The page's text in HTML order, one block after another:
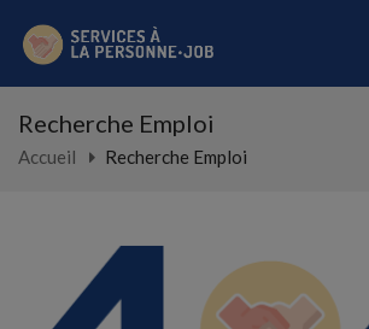
Recherche Emploi
Accueil Recherche Emploi